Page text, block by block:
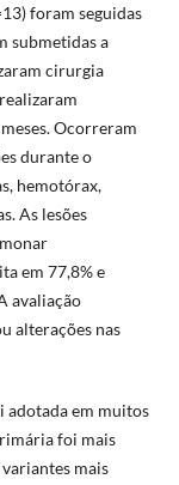
foram seguidas
submetidas a
cirurgia
Ocorreram
durante o
hemotórax,
As lesões
em 77,8% e
avaliação
alterações nas
adotada em muitos
foi mais
mais